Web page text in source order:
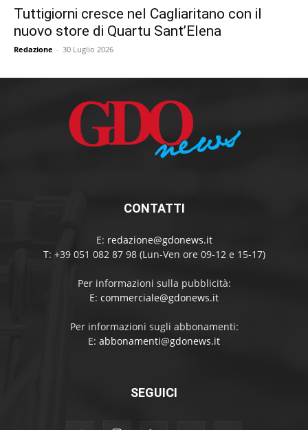
Tuttigiorni cresce nel Cagliaritano con il
nuovo store di Quartu Sant’Elena
Redazione - 30 Luglio 2026
CONTATTI
E: redazione@gdonews.it
T: +39 051 082 87 98 (Lun-Ven ore 09-12 e 15-17)
Per informazioni sulla pubblicità:
E: commerciale@gdonews.it
Per informazioni sugli abbonamenti:
E: abbonamenti@gdonews.it
SEGUICI